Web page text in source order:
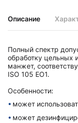
Описание
Полный спектр
обработку цельных
манжет,
ISO 105 EO1.
Особенности:
может
может